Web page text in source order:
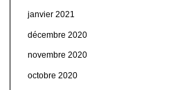
janvier 2021
décembre 2020
novembre 2020
octobre 2020